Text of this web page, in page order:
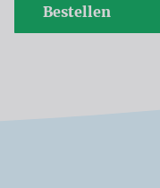
Bestellen